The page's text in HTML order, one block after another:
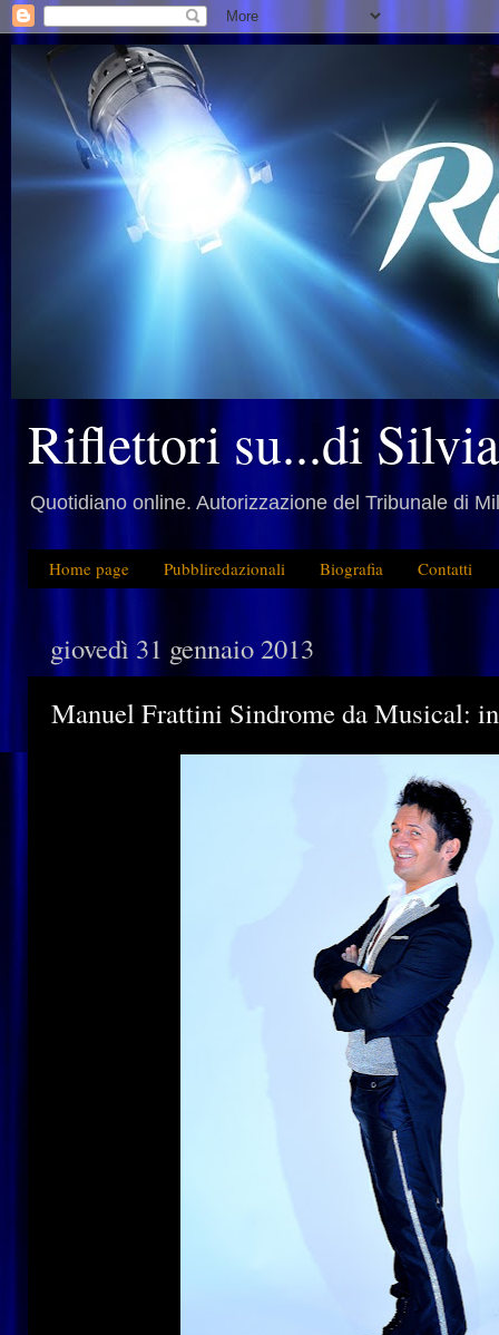
Riflettori su...di
Quotidiano online. Autorizzazione del Tribunale di
Home page Pubbliredazionali Biografia Contatti
giovedì 31 gennaio 2013
Manuel Frattini Sindrome da Musical: